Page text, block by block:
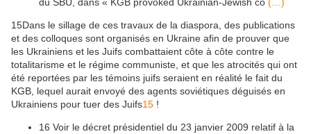
15Dans le sillage de ces travaux de la diaspora, des publications
et des colloques sont organisés en Ukraine afin de prouver que
les Ukrainiens et les Juifs combattaient côte à côte contre le
totalitarisme et le régime communiste, et que les atrocités qui ont
été reportées par les témoins juifs seraient en réalité le fait du
KGB, lequel aurait envoyé des agents soviétiques déguisés en
Ukrainiens pour tuer des Juifs15 !
16 Voir le décret présidentiel du 23 janvier 2009 relatif à la